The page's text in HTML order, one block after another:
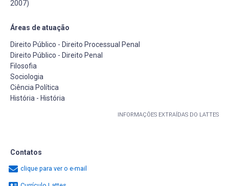
2007)
Áreas de atuação
Direito Público - Direito Processual Penal
Direito Público - Direito Penal
Filosofia
Sociologia
Ciência Política
História - História
INFORMAÇÕES EXTRAÍDAS DO LATTES
Contatos
clique para ver o e-mail